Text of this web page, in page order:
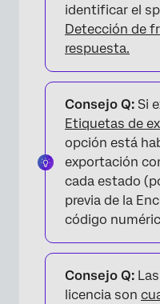
identificar el
Detección de
respuesta.
Consejo Q: Si
Etiquetas de
opción está
exportación
cada estado
previa de la
código
Consejo Q:
licencia son